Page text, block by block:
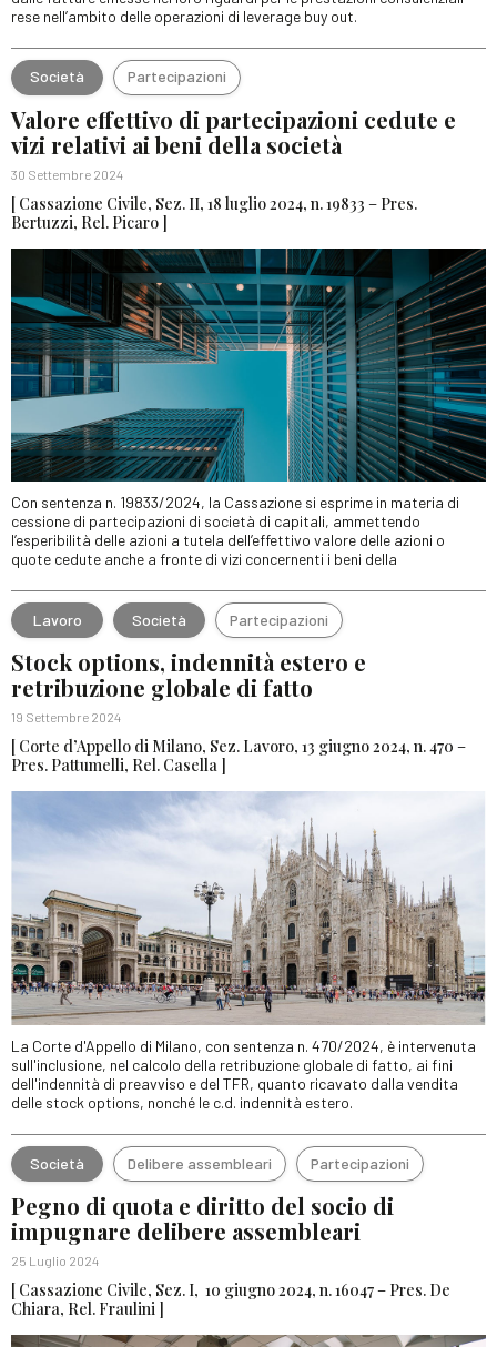
rese nell’ambito delle operazioni di leverage buy out.
Società Partecipazioni
Valore effettivo di partecipazioni cedute e
vizi relativi ai beni della società
30 Settembre 2024
[ Cassazione Civile, Sez. II, 18 luglio 2024, n. 19833 – Pres.
Bertuzzi, Rel. Picaro ]
Con sentenza n. 19833/2024, la Cassazione si esprime in materia di
cessione di partecipazioni di società di capitali, ammettendo
l’esperibilità delle azioni a tutela dell’effettivo valore delle azioni o
quote cedute anche a fronte di vizi concernenti i beni della
Lavoro Società Partecipazioni
Stock options, indennità estero e
retribuzione globale di fatto
19 Settembre 2024
[ Corte d’Appello di Milano, Sez. Lavoro, 13 giugno 2024, n. 470 –
Pres. Pattumelli, Rel. Casella ]
La Corte d'Appello di Milano, con sentenza n. 470/2024, è intervenuta
sull'inclusione, nel calcolo della retribuzione globale di fatto, ai fini
dell'indennità di preavviso e del TFR, quanto ricavato dalla vendita
delle stock options, nonché le c.d. indennità estero.
Società Delibere assembleari Partecipazioni
Pegno di quota e diritto del socio di
impugnare delibere assembleari
25 Luglio 2024
[ Cassazione Civile, Sez. I, 10 giugno 2024, n. 16047 – Pres. De
Chiara, Rel. Fraulini ]